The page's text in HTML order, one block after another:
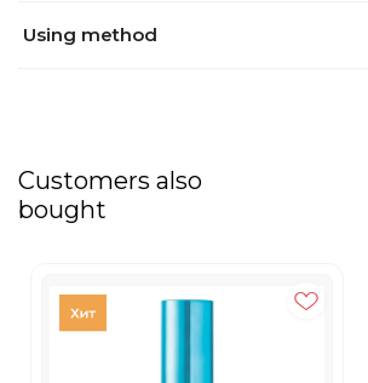
Using method
Customers also
bought